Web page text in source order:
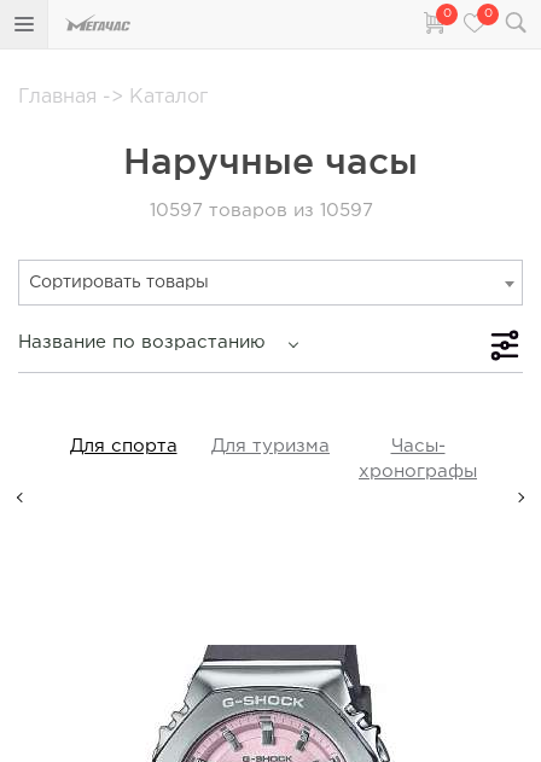
0 0
Главная -> Каталог
Наручные часы
10597 товаров из 10597
Сортировать товары
Название по возрастанию
Для спорта Для туризма
Часы-
хронографы